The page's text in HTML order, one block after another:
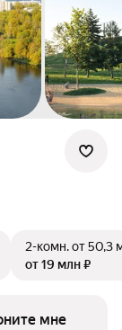
2-комн.от 50,3
от 19 млн ₽
мне